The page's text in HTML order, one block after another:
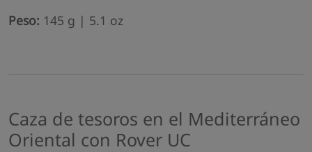
Peso: 145 g | 5.1 oz
Caza de tesoros en el Mediterráneo
Oriental con Rover UC